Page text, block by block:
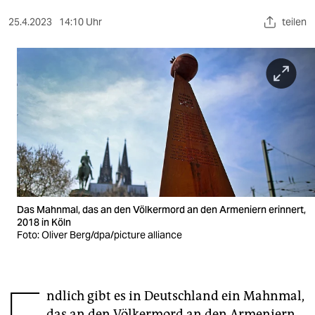
verlag
verlag
veranstaltungen
shop
fragen & hilfe
unterstützen
genossenschaft
25.4.2023 14:10 Uhr teilen
Das Mahnmal, das an den Völkermord an den Armeniern erinnert,
2018 in Köln
Foto: Oliver Berg/dpa/picture alliance
ndlich gibt es in Deutschland ein Mahnmal,